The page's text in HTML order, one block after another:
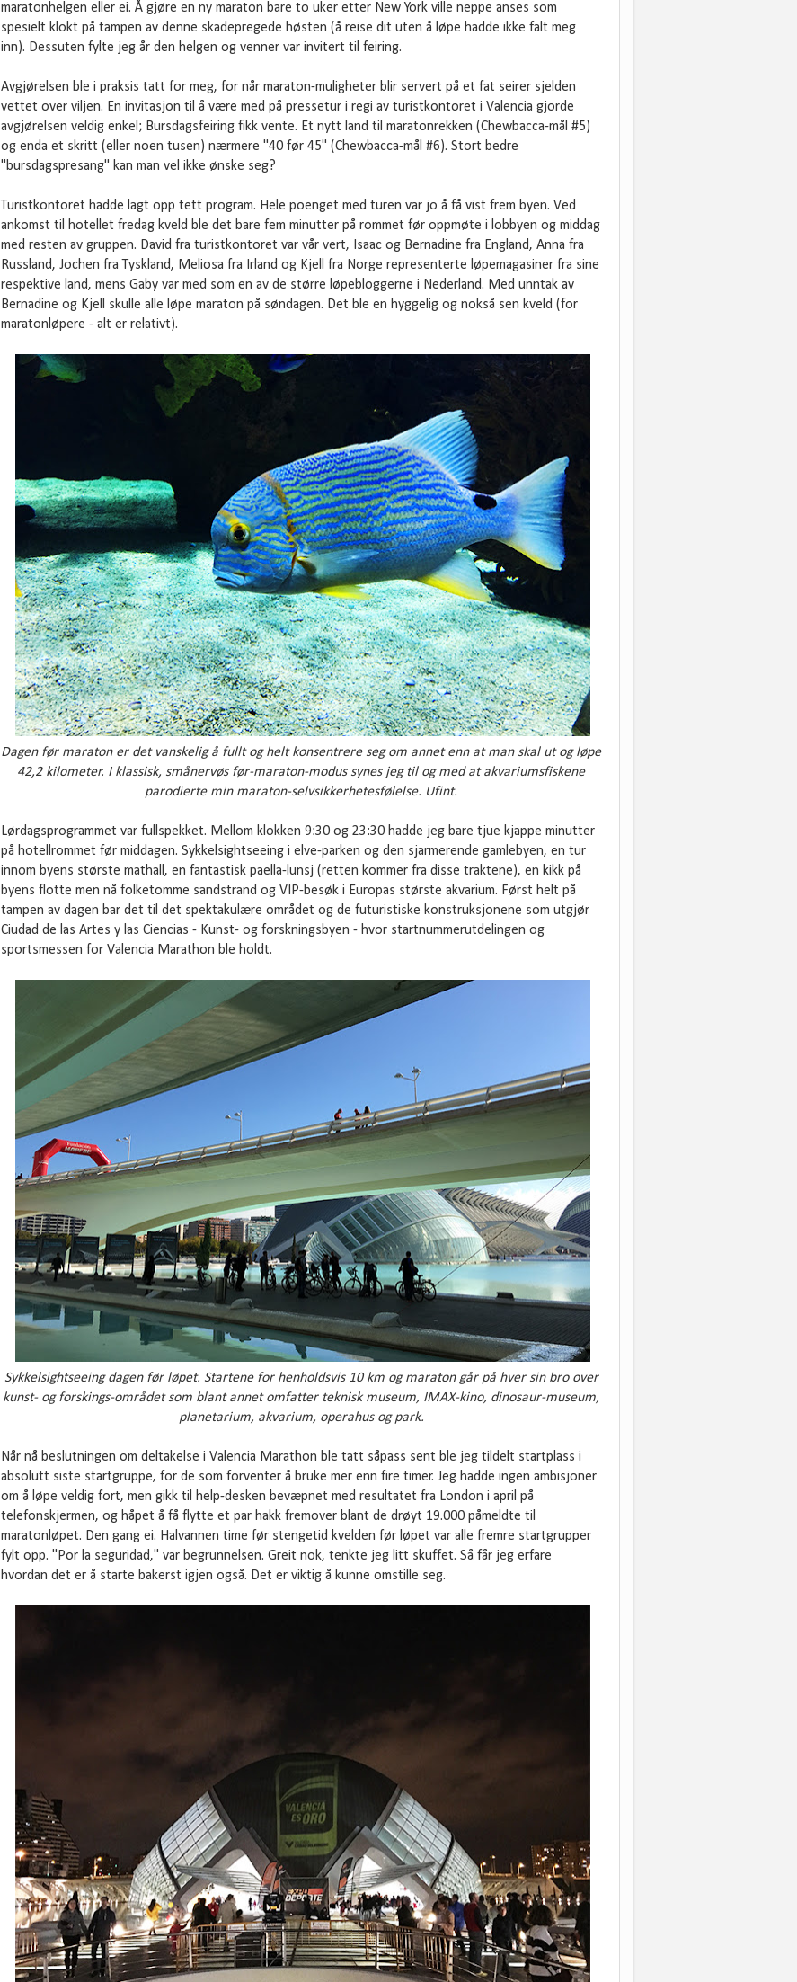
maratonhelgen eller ei. Å gjøre en ny maraton bare to uker etter New York ville neppe anses som
spesielt klokt på tampen av denne skadepregede høsten (å reise dit uten å løpe hadde ikke falt meg
inn). Dessuten fylte jeg år den helgen og venner var invitert til feiring.
Avgjørelsen ble i praksis tatt for meg, for når maraton-muligheter blir servert på et fat seirer sjelden
vettet over viljen. En invitasjon til å være med på pressetur i regi av turistkontoret i Valencia gjorde
avgjørelsen veldig enkel; Bursdagsfeiring fikk vente. Et nytt land til maratonrekken (Chewbacca-mål #5)
og enda et skritt (eller noen tusen) nærmere "40 før 45" (Chewbacca-mål #6). Stort bedre
"bursdagspresang" kan man vel ikke ønske seg?
Turistkontoret hadde lagt opp tett program. Hele poenget med turen var jo å få vist frem byen. Ved
ankomst til hotellet fredag kveld ble det bare fem minutter på rommet før oppmøte i lobbyen og middag
med resten av gruppen. David fra turistkontoret var vår vert, Isaac og Bernadine fra England, Anna fra
Russland, Jochen fra Tyskland, Meliosa fra Irland og Kjell fra Norge representerte løpemagasiner fra sine
respektive land, mens Gaby var med som en av de større løpebloggerne i Nederland. Med unntak av
Bernadine og Kjell skulle alle løpe maraton på søndagen. Det ble en hyggelig og nokså sen kveld (for
maratonløpere - alt er relativt).
Dagen før maraton er det vanskelig å fullt og helt konsentrere seg om annet enn at man skal ut og løpe
42,2 kilometer. I klassisk, smånervøs før-maraton-modus synes jeg til og med at akvariumsfiskene
parodierte min maraton-selvsikkerhetesfølelse. Ufint.
Lørdagsprogrammet var fullspekket. Mellom klokken 9:30 og 23:30 hadde jeg bare tjue kjappe minutter
på hotellrommet før middagen. Sykkelsightseeing i elve-parken og den sjarmerende gamlebyen, en tur
innom byens største mathall, en fantastisk paella-lunsj (retten kommer fra disse traktene), en kikk på
byens flotte men nå folketomme sandstrand og VIP-besøk i Europas største akvarium. Først helt på
tampen av dagen bar det til det spektakulære området og de futuristiske konstruksjonene som utgjør
Ciudad de las Artes y las Ciencias - Kunst- og forskningsbyen - hvor startnummerutdelingen og
sportsmessen for Valencia Marathon ble holdt.
Sykkelsightseeing dagen før løpet. Startene for henholdsvis 10 km og maraton går på hver sin bro over
kunst- og forskings-området som blant annet omfatter teknisk museum, IMAX-kino, dinosaur-museum,
planetarium, akvarium, operahus og park.
Når nå beslutningen om deltakelse i Valencia Marathon ble tatt såpass sent ble jeg tildelt startplass i
absolutt siste startgruppe, for de som forventer å bruke mer enn fire timer. Jeg hadde ingen ambisjoner
om å løpe veldig fort, men gikk til help-desken bevæpnet med resultatet fra London i april på
telefonskjermen, og håpet å få flytte et par hakk fremover blant de drøyt 19.000 påmeldte til
maratonløpet. Den gang ei. Halvannen time før stengetid kvelden før løpet var alle fremre startgrupper
fylt opp. "Por la seguridad," var begrunnelsen. Greit nok, tenkte jeg litt skuffet. Så får jeg erfare
hvordan det er å starte bakerst igjen også. Det er viktig å kunne omstille seg.